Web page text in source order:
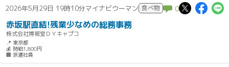
2026年5月29日 19時10分マイナビウーマン 食べ物 0 この
こ
赤坂駅直結!残業少なめの総務事務
株式会社博報堂ＤＹキャプコ
📍 東京都
💰 時給1,800円
🏢 派遣社員